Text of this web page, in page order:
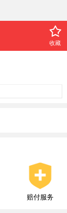
收藏
赔付服务